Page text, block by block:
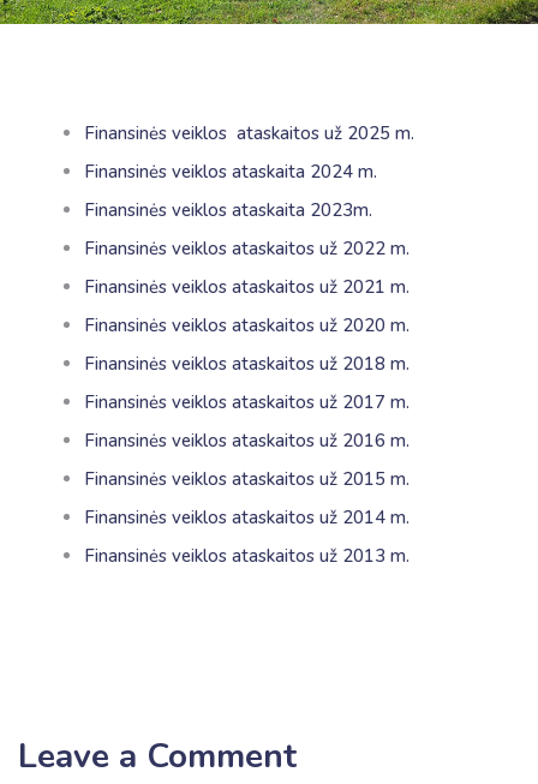
Finansinės veiklos ataskaitos už 2025 m.
Finansinės veiklos ataskaita 2024 m.
Finansinės veiklos ataskaita 2023m.
Finansinės veiklos ataskaitos už 2022 m.
Finansinės veiklos ataskaitos už 2021 m.
Finansinės veiklos ataskaitos už 2020 m.
Finansinės veiklos ataskaitos už 2018 m.
Finansinės veiklos ataskaitos už 2017 m.
Finansinės veiklos ataskaitos už 2016 m.
Finansinės veiklos ataskaitos už 2015 m.
Finansinės veiklos ataskaitos už 2014 m.
Finansinės veiklos ataskaitos už 2013 m.
Leave a Comment